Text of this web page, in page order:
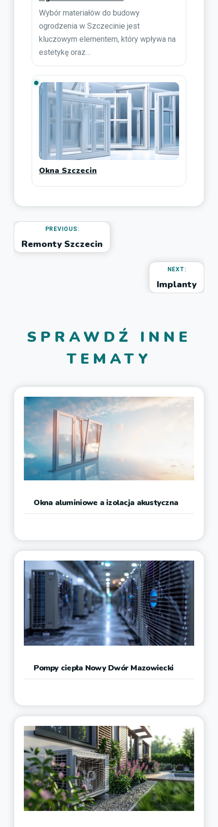
Wybór materiałów do budowy
ogrodzenia w Szczecinie jest
kluczowym elementem, który wpływa na
estetykę oraz…
Okna Szczecin
PREVIOUS:
Remonty Szczecin
NEXT:
Implanty
SPRAWDŹ INNE
TEMATY
Okna aluminiowe a izolacja akustyczna
Pompy ciepła Nowy Dwór Mazowiecki